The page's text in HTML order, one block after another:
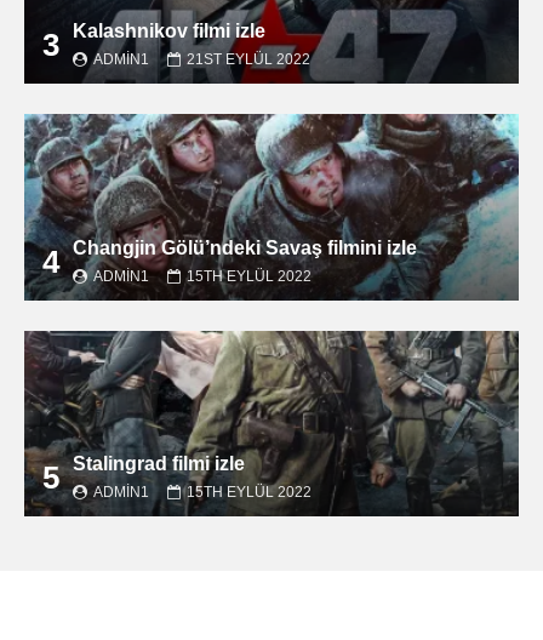
3 Kalashnikov filmi izle
ADMIN1 21ST EYLÜL 2022
4 Changjin Gölü’ndeki Savaş filmini izle
ADMIN1 15TH EYLÜL 2022
5 Stalingrad filmi izle
ADMIN1 15TH EYLÜL 2022